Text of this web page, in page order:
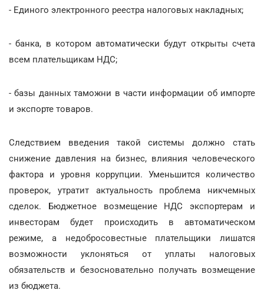
- Единого электронного реестра налоговых накладных;
- банка, в котором автоматически будут открыты счета
всем плательщикам НДС;
- базы данных таможни в части информации об импорте
и экспорте товаров.
Следствием введения такой системы должно стать
снижение давления на бизнес, влияния человеческого
фактора и уровня коррупции. Уменьшится количество
проверок, утратит актуальность проблема никчемных
сделок. Бюджетное возмещение НДС экспортерам и
инвесторам будет происходить в автоматическом
режиме, а недобросовестные плательщики лишатся
возможности уклоняться от уплаты налоговых
обязательств и безосновательно получать возмещение
из бюджета.